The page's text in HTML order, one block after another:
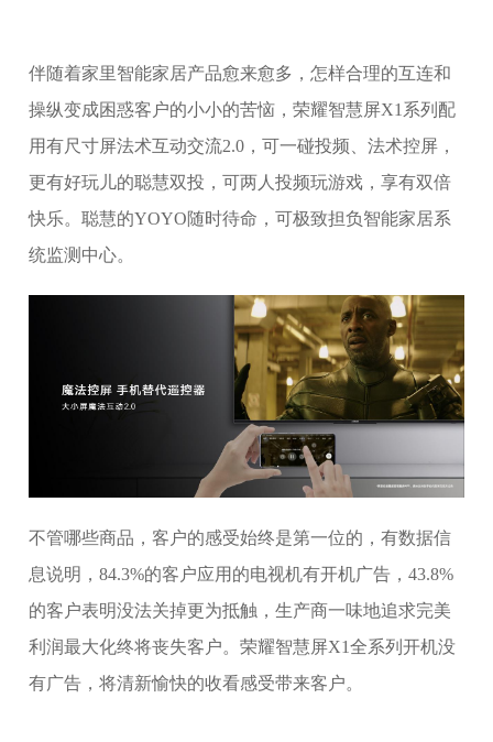
伴随着家里智能家居产品愈来愈多，怎样合理的互连和
操纵变成困惑客户的小小的苦恼，荣耀智慧屏X1系列配
用有尺寸屏法术互动交流2.0，可一碰投频、法术控屏，
更有好玩儿的聪慧双投，可两人投频玩游戏，享有双倍
快乐。聪慧的YOYO随时待命，可极致担负智能家居系
统监测中心。
不管哪些商品，客户的感受始终是第一位的，有数据信
息说明，84.3%的客户应用的电视机有开机广告，43.8%
的客户表明没法关掉更为抵触，生产商一味地追求完美
利润最大化终将丧失客户。荣耀智慧屏X1全系列开机没
有广告，将清新愉快的收看感受带来客户。